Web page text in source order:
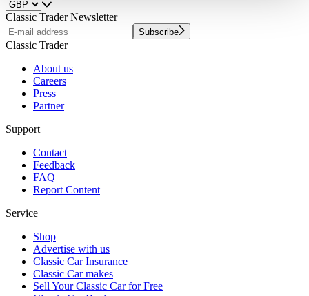
haben oder die sie im Rahmen Ihrer Nutzung der Dienste
gesammelt haben.Datenschutzerklärung
Classic Trader Newsletter
Subscribe
Classic Trader
About us
Careers
Press
Partner
Support
Contact
Feedback
FAQ
Report Content
Service
Shop
Advertise with us
Classic Car Insurance
Classic Car makes
Sell Your Classic Car for Free